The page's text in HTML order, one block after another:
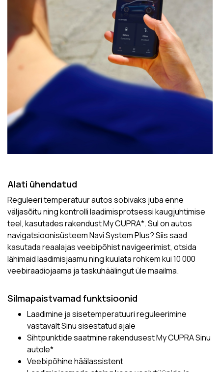
Alati ühendatud
Reguleeri temperatuur autos sobivaks juba enne
väljasõitu ning kontrolli laadimisprotsessi kaugjuhtimise
teel, kasutades rakendust My CUPRA*. Sul on autos
navigatsioonisüsteem Navi System Plus? Siis saad
kasutada reaalajas veebipõhist navigeerimist, otsida
lähimaid laadimisjaamu ning kuulata rohkem kui 10 000
veebiraadiojaama ja taskuhäälingut üle maailma.
Silmapaistvamad funktsioonid
Laadimine ja sisetemperatuuri reguleerimine
vastavalt Sinu sisestatud ajale
Sihtpunktide saatmine rakendusest My CUPRA Sinu
autole*
Veebipõhine häälassistent